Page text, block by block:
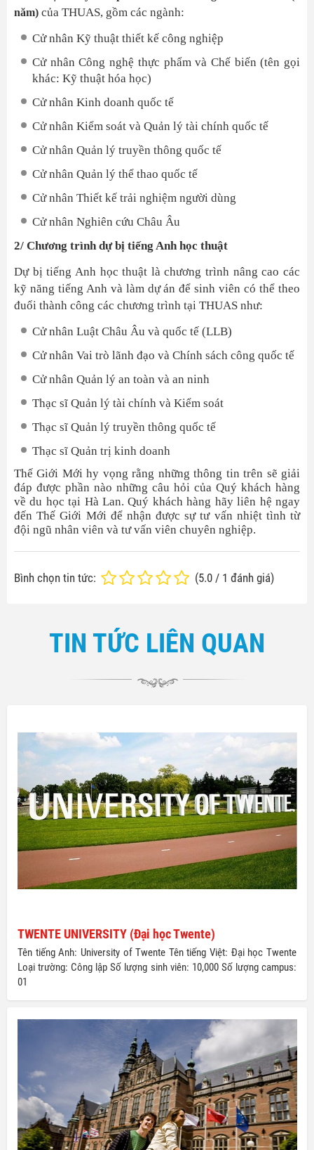
năm) của THUAS, gồm các ngành:
Cử nhân Kỹ thuật thiết kế công nghiệp
Cử nhân Công nghệ thực phẩm và Chế biến (tên gọi
khác: Kỹ thuật hóa học)
Cử nhân Kinh doanh quốc tế
Cử nhân Kiểm soát và Quản lý tài chính quốc tế
Cử nhân Quản lý truyền thông quốc tế
Cử nhân Quản lý thể thao quốc tế
Cử nhân Thiết kế trải nghiệm người dùng
Cử nhân Nghiên cứu Châu Âu
2/ Chương trình dự bị tiếng Anh học thuật
Dự bị tiếng Anh học thuật là chương trình nâng cao các
kỹ năng tiếng Anh và làm dự án để sinh viên có thể theo
đuổi thành công các chương trình tại THUAS như:
Cử nhân Luật Châu Âu và quốc tế (LLB)
Cử nhân Vai trò lãnh đạo và Chính sách công quốc tế
Cử nhân Quản lý an toàn và an ninh
Thạc sĩ Quản lý tài chính và Kiểm soát
Thạc sĩ Quản lý truyền thông quốc tế
Thạc sĩ Quản trị kinh doanh
Thế Giới Mới hy vọng rằng những thông tin trên sẽ giải
đáp được phần nào những câu hỏi của Quý khách hàng
về du học tại Hà Lan. Quý khách hàng hãy liên hệ ngay
đến Thế Giới Mới để nhận được sự tư vấn nhiệt tình từ
đội ngũ nhân viên và tư vấn viên chuyên nghiệp.
Bình chọn tin tức: (5.0 / 1 đánh giá)
TIN TỨC LIÊN QUAN
TWENTE UNIVERSITY (Đại học Twente)
Tên tiếng Anh: University of Twente Tên tiếng Việt: Đại học Twente
Loại trường: Công lập Số lượng sinh viên: 10,000 Số lượng campus:
01